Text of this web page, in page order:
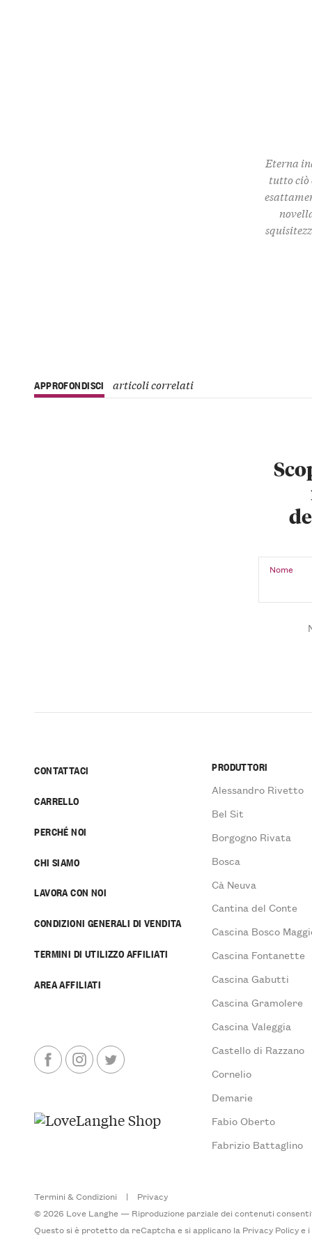
Eterna
tutto ciò
APPROFONDISCI articoli correlati
Nome
CONTATTACI
CARRELLO
PERCHÉ NOI
CHI SIAMO
LAVORA CON NOI
CONDIZIONI GENERALI DI VENDITA
TERMINI DI UTILIZZO AFFILIATI
AREA AFFILIATI
PRODUTTORI
Alessandro Rivetto
Bel Sit
Borgogno Rivata
Bosca
Cà Neuva
Cantina del Conte
Cascina Bosco
Cascina Fontanette
Cascina Gabutti
Cascina Gramolere
Cascina Valeggia
Castello di Razzano
Cornelio
Demarie
Fabio Oberto
Fabrizio Battaglino
Termini & Condizioni |
Privacy
© 2026 Love Langhe — Riproduzione parziale dei contenuti
Questo si è protetto da reCaptcha e si applicano la Privacy Policye i